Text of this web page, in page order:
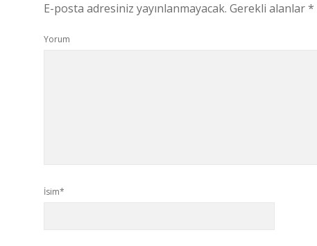
E-posta adresiniz yayınlanmayacak. Gerekli alanlar*
Yorum
İsim*